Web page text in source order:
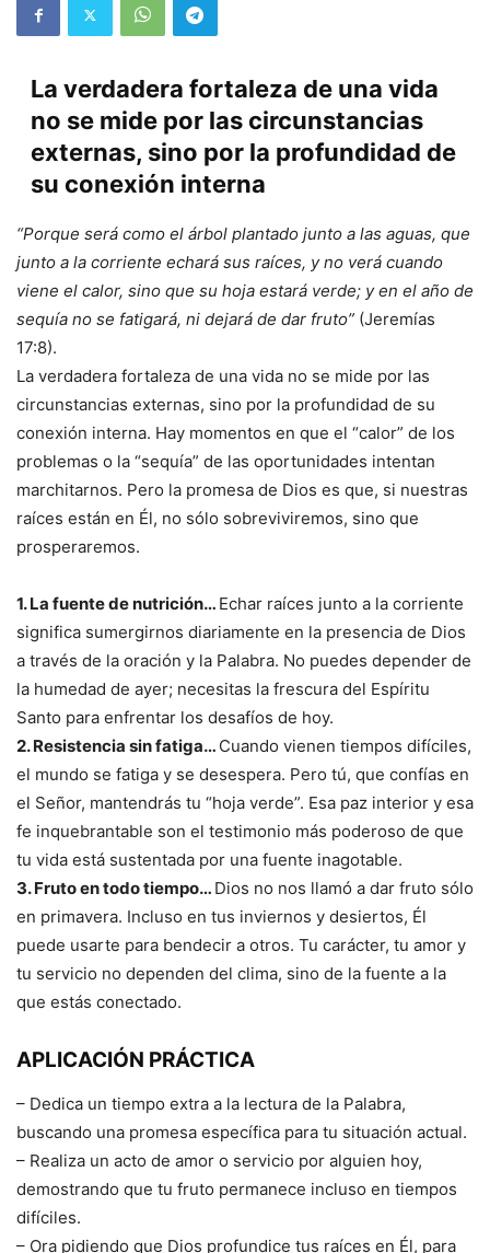
La verdadera fortaleza de una vida
no se mide por las circunstancias
externas, sino por la profundidad de
su conexión interna
“Porque será como el árbol plantado junto a las aguas, que
junto a la corriente echará sus raíces, y no verá cuando
viene el calor, sino que su hoja estará verde; y en el año de
sequía no se fatigará, ni dejará de dar fruto” (Jeremías
17:8).
La verdadera fortaleza de una vida no se mide por las
circunstancias externas, sino por la profundidad de su
conexión interna. Hay momentos en que el “calor” de los
problemas o la “sequía” de las oportunidades intentan
marchitarnos. Pero la promesa de Dios es que, si nuestras
raíces están en Él, no sólo sobreviviremos, sino que
prosperaremos.
1. La fuente de nutrición… Echar raíces junto a la corriente
significa sumergirnos diariamente en la presencia de Dios
a través de la oración y la Palabra. No puedes depender de
la humedad de ayer; necesitas la frescura del Espíritu
Santo para enfrentar los desafíos de hoy.
2. Resistencia sin fatiga… Cuando vienen tiempos difíciles,
el mundo se fatiga y se desespera. Pero tú, que confías en
el Señor, mantendrás tu “hoja verde”. Esa paz interior y esa
fe inquebrantable son el testimonio más poderoso de que
tu vida está sustentada por una fuente inagotable.
3. Fruto en todo tiempo… Dios no nos llamó a dar fruto sólo
en primavera. Incluso en tus inviernos y desiertos, Él
puede usarte para bendecir a otros. Tu carácter, tu amor y
tu servicio no dependen del clima, sino de la fuente a la
que estás conectado.
APLICACIÓN PRÁCTICA
– Dedica un tiempo extra a la lectura de la Palabra,
buscando una promesa específica para tu situación actual.
– Realiza un acto de amor o servicio por alguien hoy,
demostrando que tu fruto permanece incluso en tiempos
difíciles.
– Ora pidiendo que Dios profundice tus raíces en Él, para